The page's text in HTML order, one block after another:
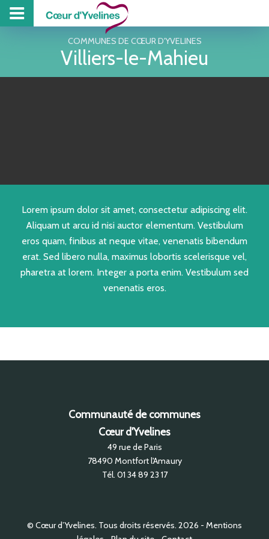
COMMUNES DE CŒUR D'YVELINES
Villiers-le-Mahieu
Lorem ipsum dolor sit amet, consectetur adipiscing elit.
Aliquam ut arcu id nisi auctor elementum. Vestibulum
eros quam, finibus at neque vitae, venenatis bibendum
erat. Sed libero nulla, maximus lobortis scelerisque vel,
pharetra at lorem. Integer a porta enim. Vestibulum sed
venenatis eros.
Communauté de communes
Cœur d'Yvelines
49 rue de Paris
78490 Montfort l'Amaury
Tél. 01 34 89 23 17
© Cœur d’Yvelines. Tous droits réservés. 2026
Mentions